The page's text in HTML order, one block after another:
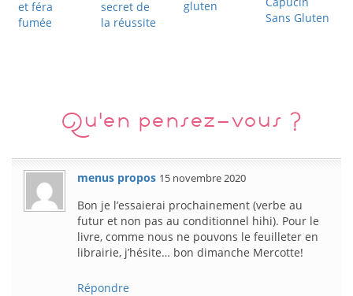
et féra
fumée
secret de
la réussite
gluten
Sans Gluten
Qu'en pensez-vous ?
menus propos 15 novembre 2020
Bon je l’essaierai prochainement (verbe au
futur et non pas au conditionnel hihi). Pour le
livre, comme nous ne pouvons le feuilleter en
librairie, j’hésite… bon dimanche Mercotte!
Répondre